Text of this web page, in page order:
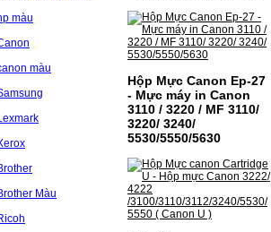
màu
màu
Màu
Hộp Mực Canon Ep-27
- Mực máy in Canon
3110 / 3220 / MF 3110/
3220/ 3240/
5530/5550/5630